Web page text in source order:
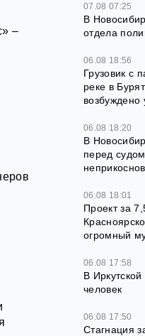
–
07.08 07:25
В
отдела
06.08 18:56
Грузовик с
реке в
возбуждено
06.08 18:20
В
перед
06.08 18:01
Проект за
огромный
06.08 17:58
В Иркутской
человек
06.08 17:50
Стагнация